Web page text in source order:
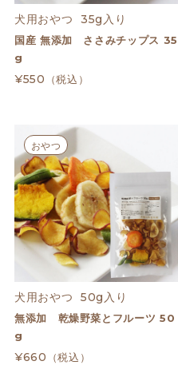
犬用おやつ  35g入り
国産 無添加 ささみチップス 35
g
¥550 （税込）
おやつ
犬用おやつ  50g入り
無添加 乾燥野菜とフルーツ 50
g
¥660 （税込）